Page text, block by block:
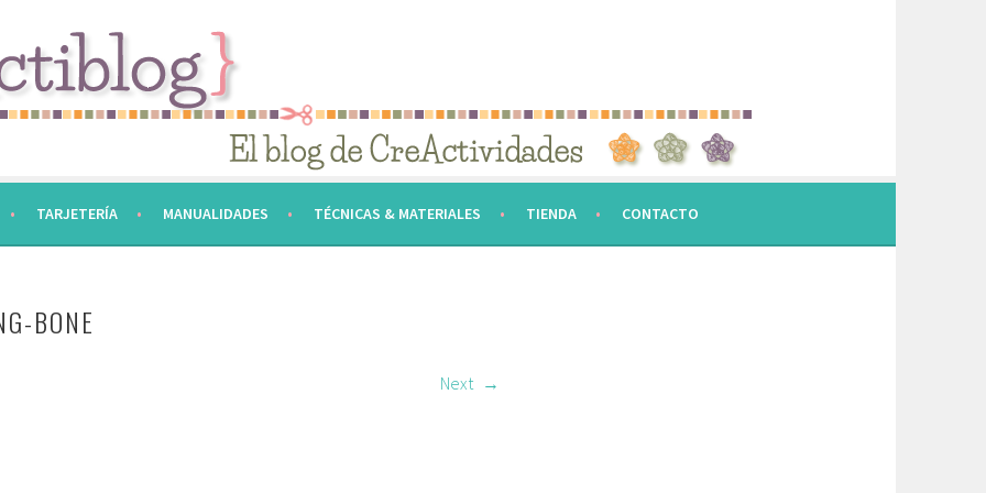
TARJETERÍA MANUALIDADES TÉCNICAS & MATERIALES TIENDA CONTACTO
BONE
Next